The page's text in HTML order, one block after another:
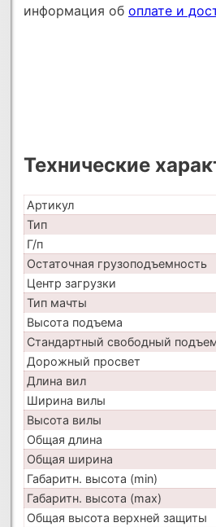
информация об оплате и
Технические
Артикул
Тип
Г/п
Остаточная грузоподъемность
Центр загрузки
Тип мачты
Высота подъема
Стандартный свободный
Дорожный просвет
Длина вил
Ширина вилы
Высота вилы
Общая длина
Общая ширина
Габаритн. высота (min)
Габаритн. высота (max)
Общая высота верхней защиты